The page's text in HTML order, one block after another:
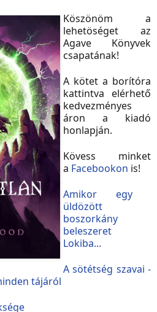
Köszönöm a
lehetöséget az
Agave Könyvek
csapatának!
A kötet a borítóra
kattintva elérhető
kedvezményes
áron a kiadó
honlapján.
Kövess minket
a Facebookon is!
Amikor egy ​
üldözött
boszorkány
beleszeret
Lokiba...
A sötétség szavai -
tájáról